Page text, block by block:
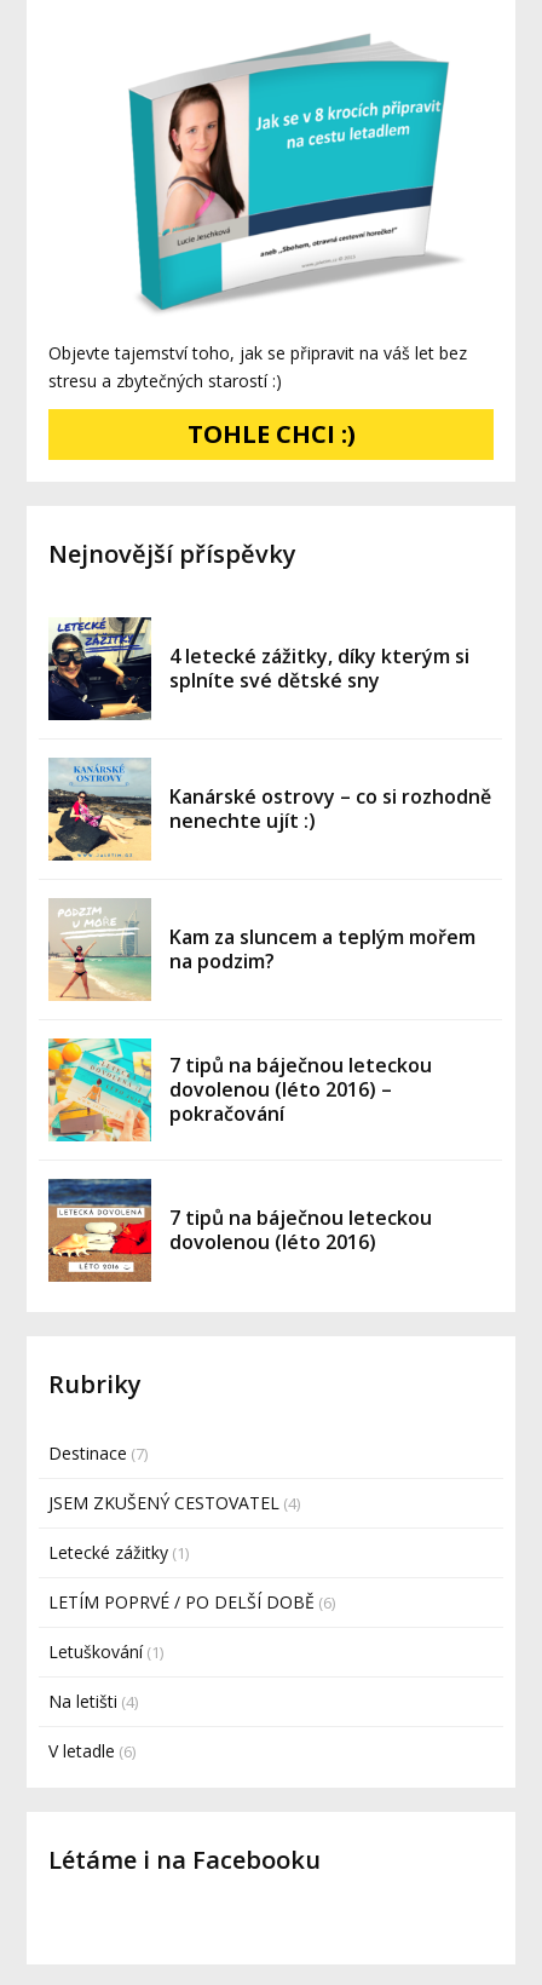
Objevte tajemství toho, jak se připravit na váš let bez
stresu a zbytečných starostí :)
TOHLE CHCI :)
Nejnovější příspěvky
4 letecké zážitky, díky kterým si
splníte své dětské sny
Kanárské ostrovy – co si rozhodně
nenechte ujít :)
Kam za sluncem a teplým mořem
na podzim?
7 tipů na báječnou leteckou
dovolenou (léto 2016) –
pokračování
7 tipů na báječnou leteckou
dovolenou (léto 2016)
Rubriky
Destinace (7)
JSEM ZKUŠENÝ CESTOVATEL (4)
Letecké zážitky (1)
LETÍM POPRVÉ / PO DELŠÍ DOBĚ (6)
Letuškování(1)
Na letišti (4)
V letadle (6)
Létáme i na Facebooku